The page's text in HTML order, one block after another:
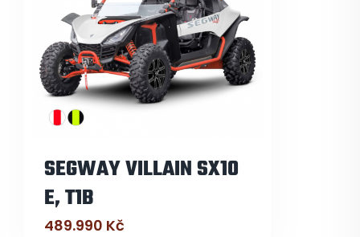
SEGWAY VILLAIN SX10
E, T1B
489.990 Kč